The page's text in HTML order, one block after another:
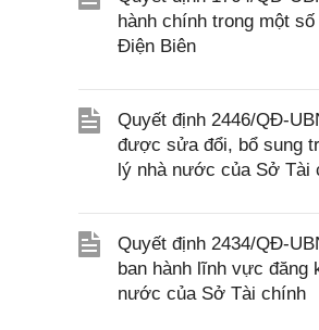
hành chính trong một
Điện Biên
Quyết định 2446/QĐ-
được sửa đổi, bổ sung
lý nhà nước của Sở Tài
Quyết định 2434/QĐ-
ban hành lĩnh vực đăng
nước của Sở Tài chính